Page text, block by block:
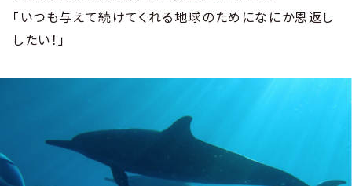
「いつも与えて続けてくれる地球のためになにか恩返し
したい！」